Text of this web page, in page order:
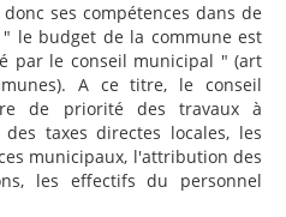
ses compétences dans de
le budget de la commune est
par le conseil municipal " (art
A ce titre, le conseil
de priorité des travaux à
taxes directes locales, les
municipaux, l'attribution des
les effectifs du personnel